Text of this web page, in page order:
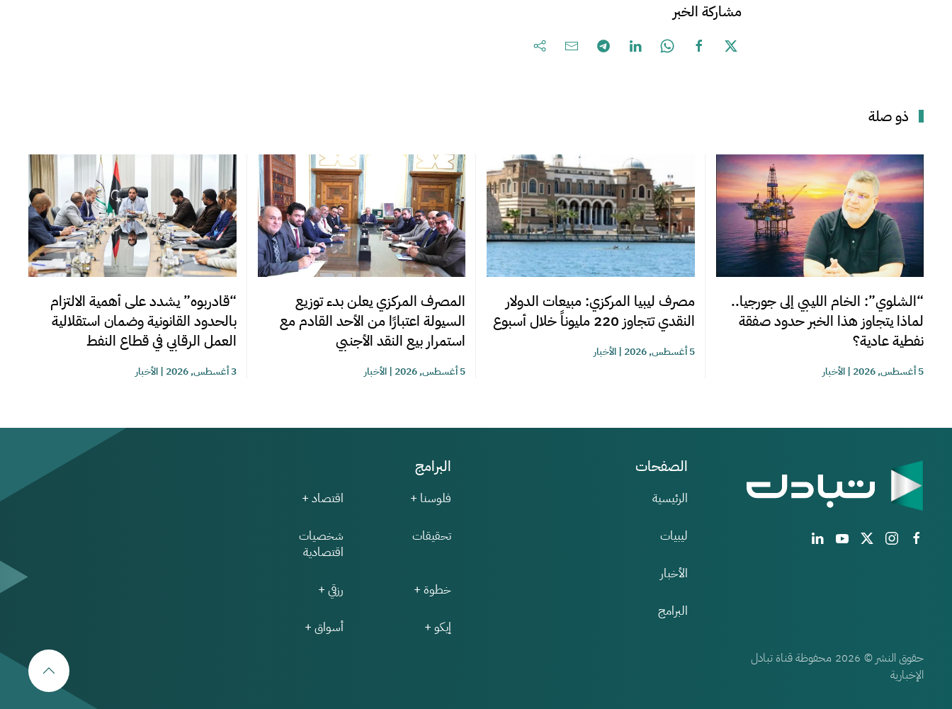
مشاركة الخبر
ذو صلة
“الشلوي”: الخام الليبي إلى جورجيا..
لماذا يتجاوز هذا الخبر حدود صفقة
نفطية عادية؟
5 أغسطس, 2026 |الأخبار
مصرف ليبيا المركزي: مبيعات الدولار
النقدي تتجاوز 220 مليوناً خلال أسبوع
5 أغسطس, 2026 |الأخبار
المصرف المركزي يعلن بدء توزيع
السيولة اعتبارًا من الأحد القادم مع
استمرار بيع النقد الأجنبي
5 أغسطس, 2026 |الأخبار
“قادربوه” يشدد على أهمية الالتزام
بالحدود القانونية وضمان استقلالية
العمل الرقابي في قطاع النفط
3 أغسطس, 2026 |الأخبار
الصفحات
الرئيسية
ليبيات
الأخبار
البرامج
البرامج
فلوسنا + اقتصاد +
تحقيقات
شخصيات
اقتصادية
خطوة + رزقي +
إيكو + أسواق +
حقوق النشر © 2026 محفوظة قناة تبادل
الإخبارية